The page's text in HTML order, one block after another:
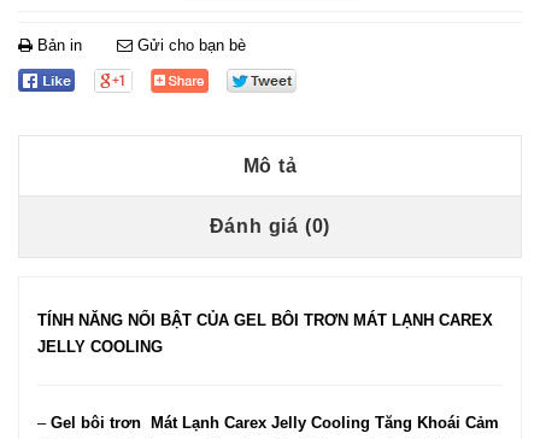
Bản in Gửi cho bạn bè
Mô tả
Đánh giá (0)
TÍNH NĂNG NỔI BẬT CỦA GEL BÔI TRƠN MÁT LẠNH CAREX
JELLY COOLING
– Gel bôi trơn Mát Lạnh Carex Jelly Cooling Tăng Khoái Cảm